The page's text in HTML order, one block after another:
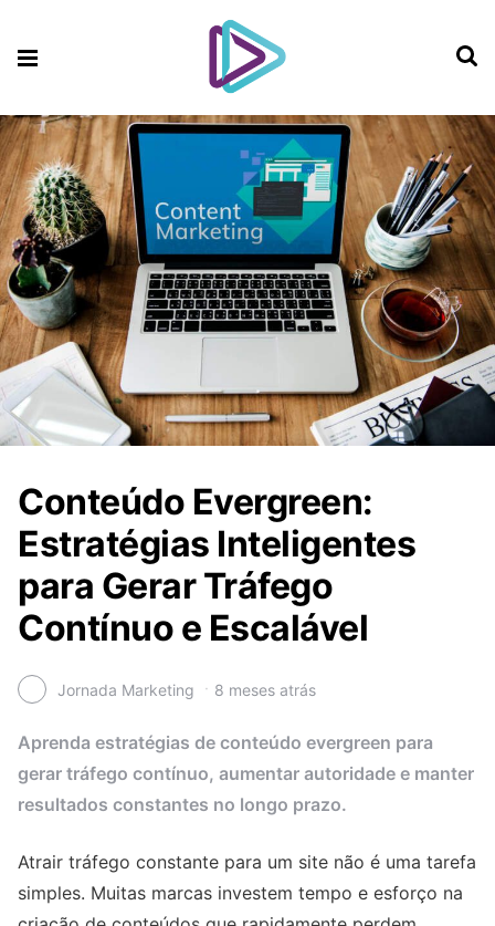
Conteúdo Evergreen:
Estratégias Inteligentes
para Gerar Tráfego
Contínuo e Escalável
Jornada Marketing 8 meses atrás
Aprenda estratégias de conteúdo evergreen para
gerar tráfego contínuo, aumentar autoridade e manter
resultados constantes no longo prazo.
Atrair tráfego constante para um site não é uma tarefa
simples. Muitas marcas investem tempo e esforço na